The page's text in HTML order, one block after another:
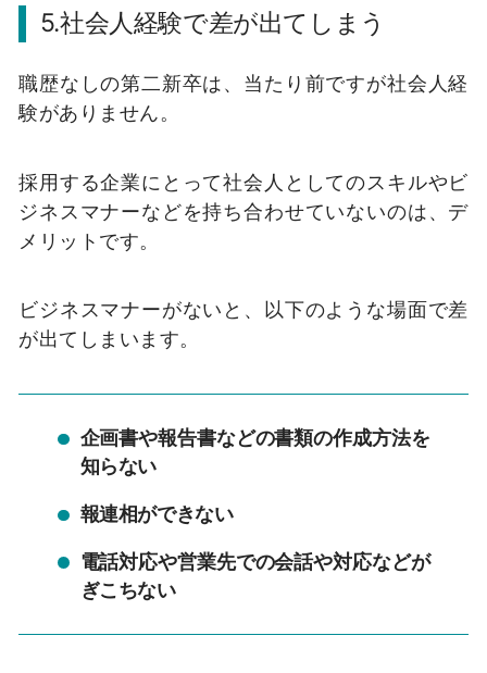
5.社会人経験で差が出てしまう
職歴なしの第二新卒は、当たり前ですが社会人経
験がありません。
採用する企業にとって社会人としてのスキルやビ
ジネスマナーなどを持ち合わせていないのは、デ
メリットです。
ビジネスマナーがないと、以下のような場面で差
が出てしまいます。
企画書や報告書などの書類の作成方法を
知らない
報連相ができない
電話対応や営業先での会話や対応などが
ぎこちない